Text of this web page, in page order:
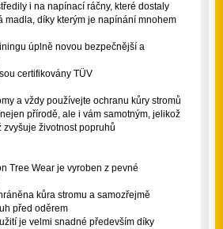
i na napínací ráčny, které dostaly
madla, díky kterým je napínání mnohem
úplně novou bezpečnější a
certifikovány TÜV
a vždy používejte ochranu kůry stromů
přírodě, ale i vám samotným, jelikož
zvyšuje životnost popruhů
Tree Wear je vyroben z pevné
kůra stromu a samozřejmě
před oděrem
je velmi snadné především díky